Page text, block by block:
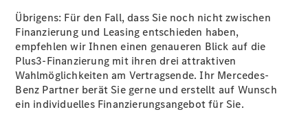
Sprinter
Übrigens: Für den Fall, dass Sie noch nicht zwischen
Finanzierung und Leasing entschieden haben,
empfehlen wir Ihnen einen genaueren Blick auf die
Plus3-Finanzierung mit ihren drei attraktiven
Wahlmöglichkeiten am Vertragsende. Ihr Mercedes-
Benz Partner berät Sie gerne und erstellt auf Wunsch
ein individuelles Finanzierungsangebot für Sie.